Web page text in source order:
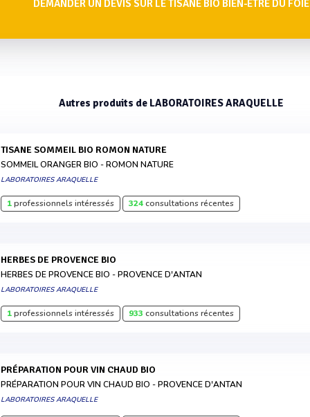
DEMANDER UN DEVIS SUR LE TISANE BIO BIEN-ÊTRE DU FOIE
Autres produits de LABORATOIRES ARAQUELLE
TISANE SOMMEIL BIO ROMON NATURE
SOMMEIL ORANGER BIO - ROMON NATURE
LABORATOIRES ARAQUELLE
1professionnels intéressés 324consultations récentes
HERBES DE PROVENCE BIO
HERBES DE PROVENCE BIO - PROVENCE D'ANTAN
LABORATOIRES ARAQUELLE
1professionnels intéressés 933 consultations récentes
PRÉPARATION POUR VIN CHAUD BIO
PRÉPARATION POUR VIN CHAUD BIO - PROVENCE D'ANTAN
LABORATOIRES ARAQUELLE